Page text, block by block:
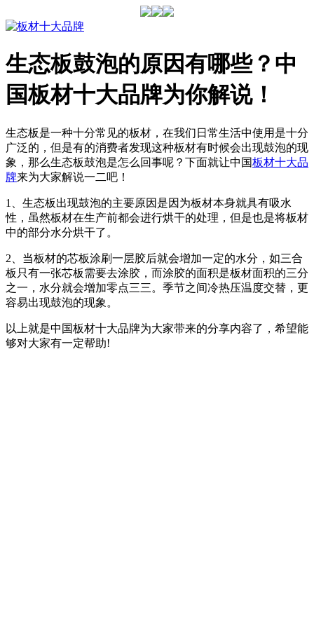
生态板鼓泡的原因有哪些？中
国板材十大品牌为你解说！
生态板是一种十分常见的板材，在我们日常生活中使用是十分
广泛的，但是有的消费者发现这种板材有时候会出现鼓泡的现
象，那么生态板鼓泡是怎么回事呢？下面就让中国板材十大品
牌来为大家解说一二吧！
1、生态板出现鼓泡的主要原因是因为板材本身就具有吸水
性，虽然板材在生产前都会进行烘干的处理，但是也是将板材
中的部分水分烘干了。
2、当板材的芯板涂刷一层胶后就会增加一定的水分，如三合
板只有一张芯板需要去涂胶，而涂胶的面积是板材面积的三分
之一，水分就会增加零点三三。季节之间冷热压温度交替，更
容易出现鼓泡的现象。
以上就是中国板材十大品牌为大家带来的分享内容了，希望能
够对大家有一定帮助!